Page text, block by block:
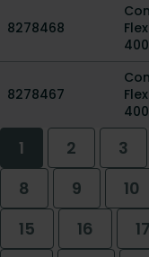
8278468
8278467
1 2 3
8
9 10
15
16 17